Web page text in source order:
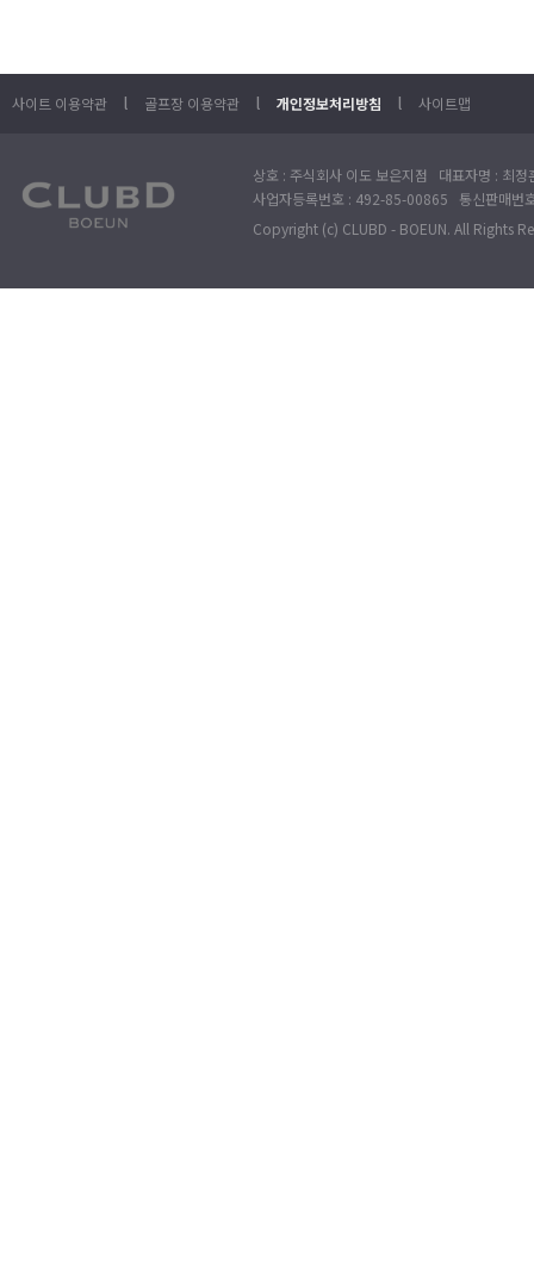
사이트 이용약관 l 골프장 이용약관 l 개인정보처리방침 l 사이트맵
상호 : 주식회사 이도 보은지점 대표자명 : 최
사업자등록번호 : 492-85-00865 통신판매
Copyright (c) CLUBD - BOEUN. All Rights